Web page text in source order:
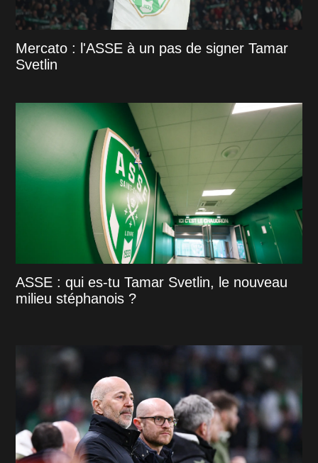
Mercato : l'ASSE à un pas de signer Tamar
Svetlin
ASSE : qui es-tu Tamar Svetlin, le nouveau
milieu stéphanois ?